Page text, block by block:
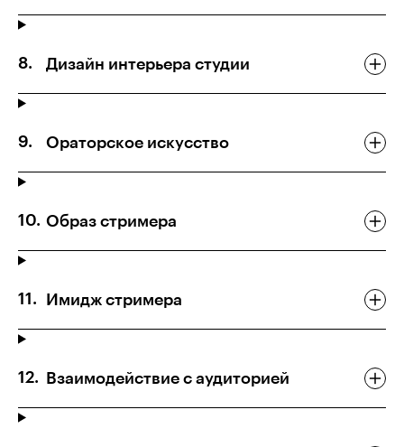
Дизайн интерьера студии
Ораторское искусство
Образ стримера
Имидж стримера
Взаимодействие с аудиторией